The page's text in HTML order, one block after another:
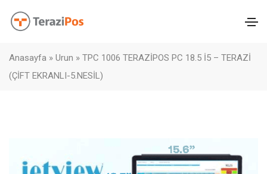
Anasayfa » Urun » TPC 1006 TERAZİPOS PC 18.5 İ5 – TERAZİ
(ÇİFT EKRANLI-5.NESİL)